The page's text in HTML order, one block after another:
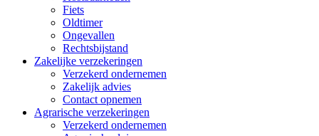
Fiets
Oldtimer
Ongevallen
Rechtsbijstand
Zakelijke verzekeringen
Verzekerd ondernemen
Zakelijk advies
Contact opnemen
Agrarische verzekeringen
Verzekerd ondernemen